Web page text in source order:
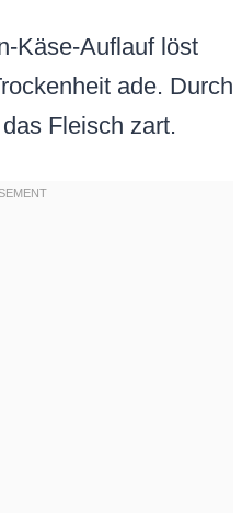
Käse-Auflauf löst
ade. Durch
Fleisch zart.